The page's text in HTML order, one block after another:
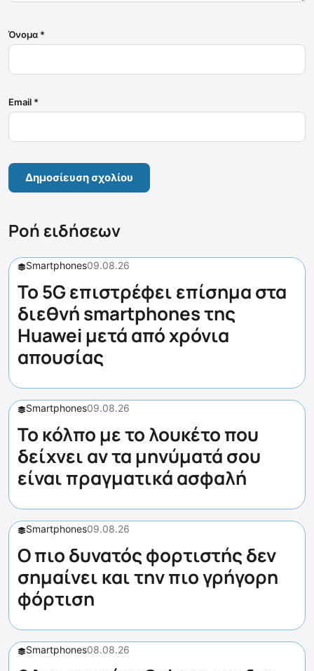
Όνομα *
Email *
Ροή ειδήσεων
Smartphones09.08.26
Το 5G επιστρέφει επίσημα στα
διεθνή smartphones της
Huawei μετά από χρόνια
απουσίας
Smartphones09.08.26
Το κόλπο με το λουκέτο που
δείχνει αν τα μηνύματά σου
είναι πραγματικά ασφαλή
Smartphones09.08.26
Ο πιο δυνατός φορτιστής δεν
σημαίνει και την πιο γρήγορη
φόρτιση
Smartphones08.08.26